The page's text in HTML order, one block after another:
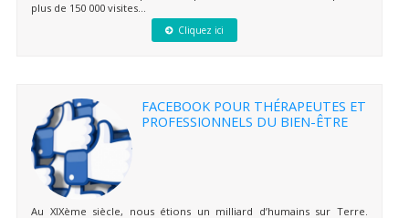
plus de 150 000 visites...
Cliquez ici
FACEBOOK POUR THÉRAPEUTES ET
PROFESSIONNELS DU BIEN-ÊTRE
Au XIXème siècle, nous étions un milliard d’humains sur Terre.